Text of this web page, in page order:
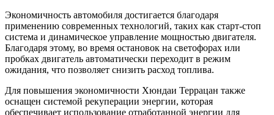
Экономичность автомобиля достигается благодаря
применению современных технологий, таких как старт-стоп
система и динамическое управление мощностью двигателя.
Благодаря этому, во время остановок на светофорах или
пробках двигатель автоматически переходит в режим
ожидания, что позволяет снизить расход топлива.
Для повышения экономичности Хюндаи Террацан также
оснащен системой рекуперации энергии, которая
обеспечивает использование отработанной энергии для